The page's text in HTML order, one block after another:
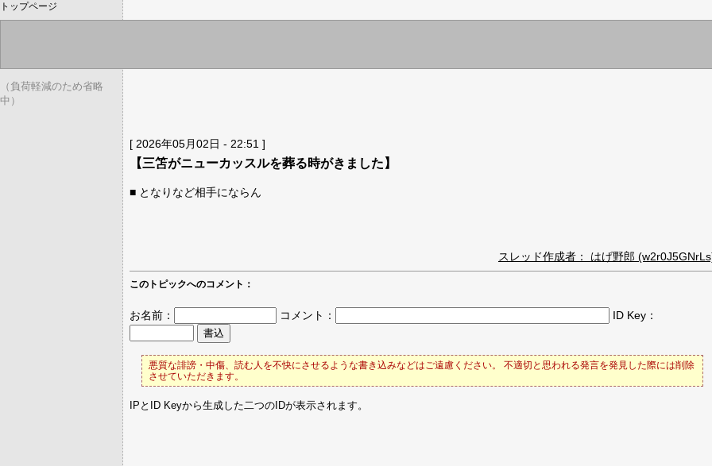
トップページ
（負荷軽減のため省略
中）
[ 2026年05月02日 - 22:51 ]
【三笘がニューカッスルを葬る時がきました】
■ となりなど相手にならん
スレッド作成者： はげ野郎
このトピックへのコメント：
お名前： コメント： ID Key：
悪質な誹謗・中傷、読む人を不快にさせるような書き込みなどはご遠慮ください。 不適切と思われる発言を発見した際には削除
させていただきます。
IPとID Keyから生成した二つのIDが表示されます。